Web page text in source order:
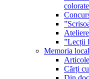
”Lecții
Memoria
Cărți